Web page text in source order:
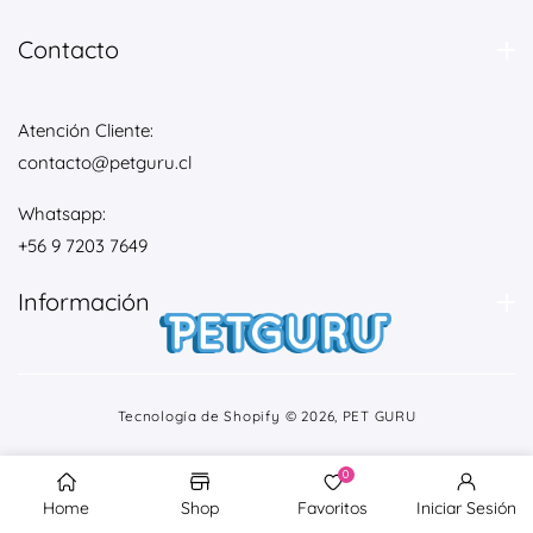
i
m
z
e
e
Contacto
Atención Cliente:
contacto@petguru.cl
Whatsapp:
+56 9 7203 7649
Información
Tecnología de Shopify © 2026, PET GURU
Home Shop
0
Favoritos Iniciar Sesión